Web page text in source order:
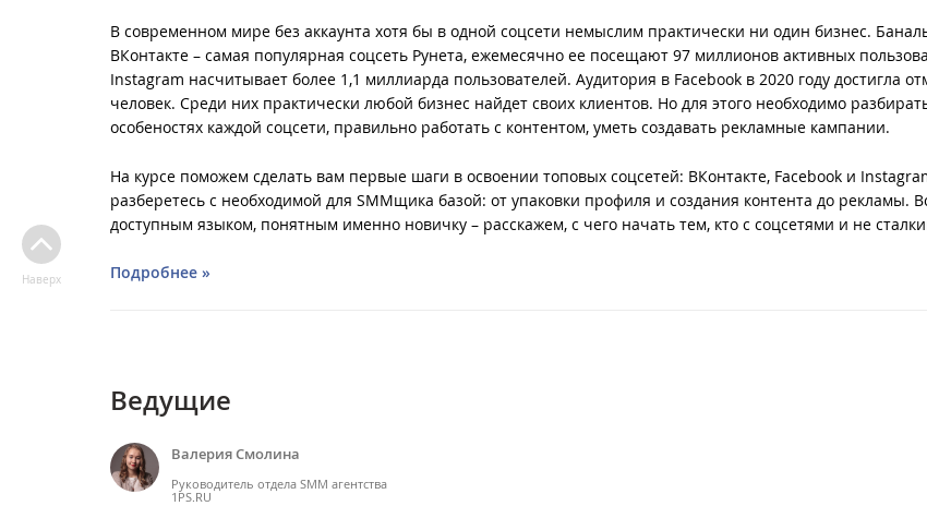
В современном мире без аккаунта хотя бы в одной соцсети немыслим практически ни один бизнес.
ВКонтакте – самая популярная соцсеть Рунета, ежемесячно ее посещают 97 миллионов активных
Instagram насчитывает более 1,1 миллиарда пользователей. Аудитория в Facebook в 2020 году достигла
человек. Среди них практически любой бизнес найдет своих клиентов. Но для этого необходимо
особеностях каждой соцсети, правильно работать с контентом, уметь создавать рекламные кампании.
На курсе поможем сделать вам первые шаги в освоении топовых соцсетей: ВКонтакте, Facebook и
разберетесь с необходимой для SMMщика базой: от упаковки профиля и создания контента до рекламы.
доступным языком, понятным именно новичку – расскажем, с чего начать тем, кто с соцсетями и не
Подробнее »
Ведущие
Валерия Смолина
Руководитель отдела SMM агентства
1PS.RU
Наверх